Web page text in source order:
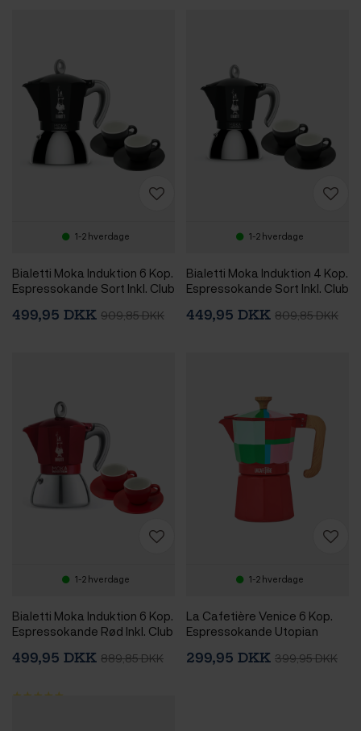
1-2 hverdage
Bialetti Moka Induktion 6 Kop.
Espressokande Sort Inkl. Club
Underkop Mat Sort 7 cl 2 Stk
499,95 DKK 909,85 DKK
1-2 hverdage
Bialetti Moka Induktion 4 Kop.
Espressokande Sort Inkl. Club
Underkop Mat Sort 7 cl 2 Stk
449,95 DKK 809,85 DKK
1-2 hverdage
Bialetti Moka Induktion 6 Kop.
Espressokande Rød Inkl. Club
Underkop Mat Rød 7 cl 2 Stk
499,95 DKK 889,85 DKK
1-2 hverdage
La Cafetière Venice 6 Kop.
Espressokande Utopian
299,95 DKK 399,95 DKK